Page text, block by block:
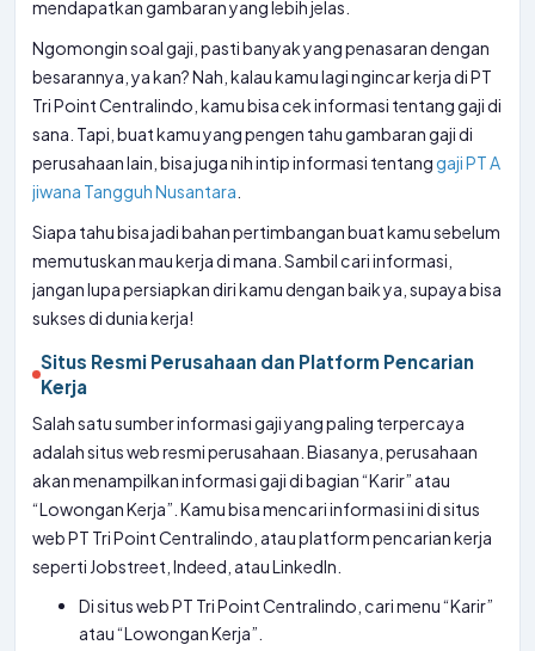
mendapatkan gambaran yang lebih jelas.
Ngomongin soal gaji, pasti banyak yang penasaran dengan
besarannya, ya kan? Nah, kalau kamu lagi ngincar kerja di PT
Tri Point Centralindo, kamu bisa cek informasi tentang gaji di
sana. Tapi, buat kamu yang pengen tahu gambaran gaji di
perusahaan lain, bisa juga nih intip informasi tentang gaji PT A
jiwana Tangguh Nusantara
Siapa tahu bisa jadi bahan pertimbangan buat kamu sebelum
memutuskan mau kerja di mana. Sambil cari informasi,
jangan lupa persiapkan diri kamu dengan baik ya, supaya bisa
sukses di dunia kerja!
Situs Resmi Perusahaan dan Platform Pencarian
Kerja
Salah satu sumber informasi gaji yang paling terpercaya
adalah situs web resmi perusahaan. Biasanya, perusahaan
akan menampilkan informasi gaji di bagian “Karir” atau
“Lowongan Kerja”. Kamu bisa mencari informasi ini di situs
web PT Tri Point Centralindo, atau platform pencarian kerja
seperti Jobstreet, Indeed, atau LinkedIn.
Di situs web PT Tri Point Centralindo, cari menu “Karir”
atau “Lowongan Kerja”.